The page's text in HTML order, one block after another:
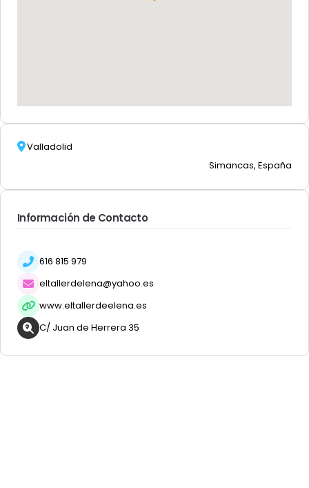
Valladolid
Simancas, España
Información de Contacto
616 815 979
eltallerdelena@yahoo.es
www.eltallerdeelena.es
C/ Juan de Herrera 35